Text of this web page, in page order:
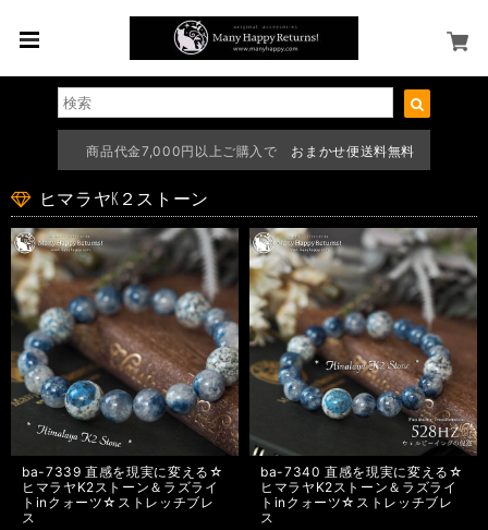
商品代金7,000円以上ご購入で おまかせ便送料無料
ヒマラヤK２ストーン
ba-7339 直感を現実に変える☆
ヒマラヤK2ストーン＆ラズライ
トinクォーツ☆ストレッチブレ
ス
ba-7340 直感を現実に変える☆
ヒマラヤK2ストーン＆ラズライ
トinクォーツ☆ストレッチブレ
ス